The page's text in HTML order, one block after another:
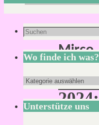
Autor:
Mirco
2024:
Vlog-
Suchen
nach:
Wo finde ich was?
Wo
finde
ich
Unterstütze uns